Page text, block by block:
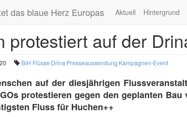
das blaue Herz Europas Aktuell Hintergrund
protestiert auf der
BiH Flüsse Drina Presseaussendung Kampagnen-Event
auf der diesjährigen
protestieren gegen den geplanten Bau
Fluss für Huchen++